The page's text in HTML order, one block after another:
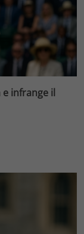
infrange il